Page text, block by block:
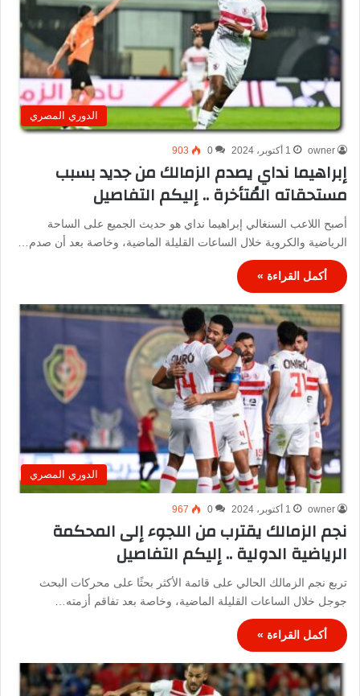
الدوري المصري
owner 1 أكتوبر، 2024 0
903
إبراهيما نداي يصدم الزمالك من جديد بسبب
مستحقاته المُتأخرة .. إليكم التفاصيل
أصبح اللاعب السنغالي إبراهيما نداي هو حديث الجميع على الساحة
الرياضية والكروية خلال الساعات القليلة الماضية، وخاصة بعد أن صدم…
أكمل القراءة »
الدوري المصري
owner 1 أكتوبر، 2024 0
967
نجم الزمالك يقترب من اللجوء إلى المحكمة
الرياضية الدولية .. إليكم التفاصيل
تربع نجم الزمالك الحالي على قائمة الأكثر بحثًا على محركات البحث
جوجل خلال الساعات القليلة الماضية، وخاصة بعد تفاقم أزمته…
أكمل القراءة »